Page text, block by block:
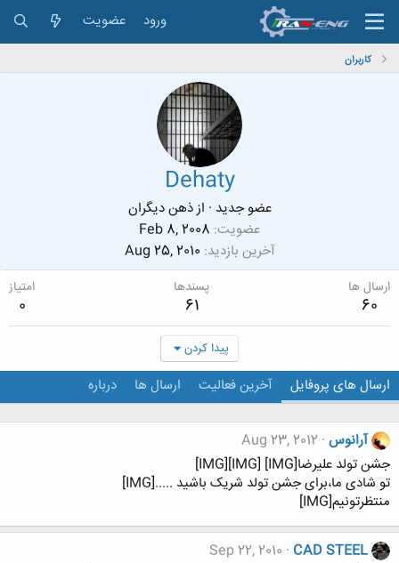
ورود عضویت
کاربران
Dehaty
عضو جدید · ازذهن دیگران
عضویت Feb 8, 2008
آخرین بازدید Aug 25, 2010
ارسال ها
60
پسندها
61
امتیاز
0
پیدا کردن
ارسال های پروفایل آخرین فعالیت ارسال ها درباره
آرانوس Aug 23, 2012
جشن تولد علیرضا[IMG] [IMG][IMG]
تو شادی ما،برای جشن تولد شریک باشید .....[IMG]
منتظرتونیم[IMG]
CAD STEEL
Sep 22, 2010